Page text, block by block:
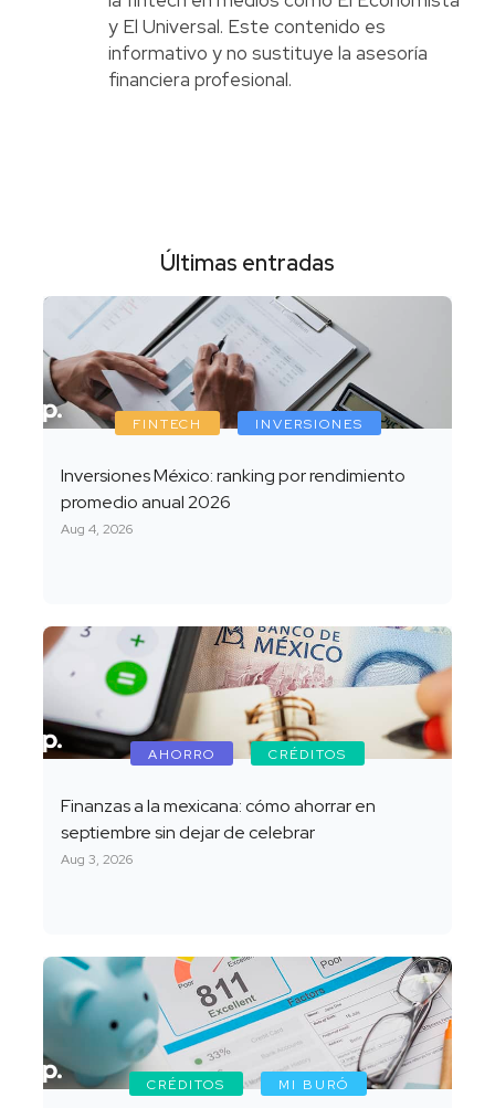
y El Universal. Este contenido es
informativo y no sustituye la asesoría
financiera profesional.
Últimas entradas
FINTECH INVERSIONES
Inversiones México: ranking por rendimiento
promedio anual 2026
Aug 4, 2026
AHORRO CRÉDITOS
Finanzas a la mexicana: cómo ahorrar en
septiembre sin dejar de celebrar
Aug 3, 2026
CRÉDITOS MI BURÓ